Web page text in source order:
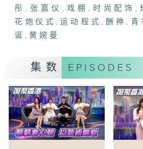
「Yoga 24 Go!」养生运
「二十四节气」同人体十二
养肝、夏养心、秋养肺、冬养
「玩物壮志-古董眼镜美学论」
要的时尚配饰，亦是脸上的
古董眼镜收藏家卓志生（
会介绍他的珍藏，涵盖不同
镜，Sun更将这些传统眼镜
命，使之活化再生。
彤 , 张嘉仪 , 戏棚 , 时尚配饰 ,
花炮仪式 ,运动程式 , 酬神 , 青
诞 , 黄婉曼
集数 EPISODES